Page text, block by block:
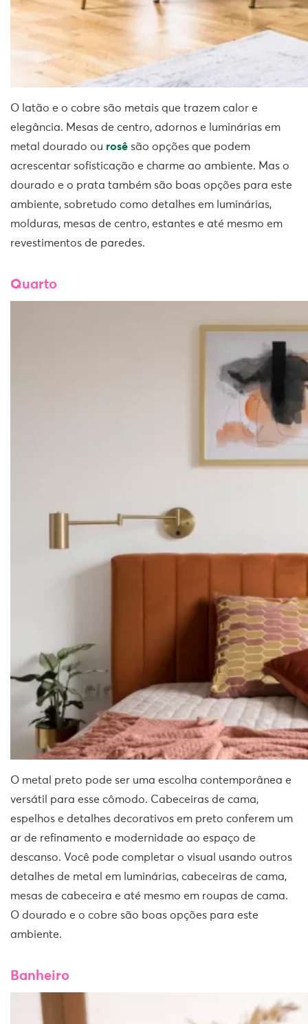
O latão e o cobre são metais que trazem calor e
elegância. Mesas de centro, adornos e luminárias em
metal dourado ou rosê são opções que podem
acrescentar sofisticação e charme ao ambiente. Mas o
dourado e o prata também são boas opções para este
ambiente, sobretudo como detalhes em luminárias,
molduras, mesas de centro, estantes e até mesmo em
revestimentos de paredes.
Quarto
O metal preto pode ser uma escolha contemporânea e
versátil para esse cômodo. Cabeceiras de cama,
espelhos e detalhes decorativos em preto conferem um
ar de refinamento e modernidade ao espaço de
descanso. Você pode completar o visual usando outros
detalhes de metal em luminárias, cabeceiras de cama,
mesas de cabeceira e até mesmo em roupas de cama.
O dourado e o cobre são boas opções para este
ambiente.
Banheiro